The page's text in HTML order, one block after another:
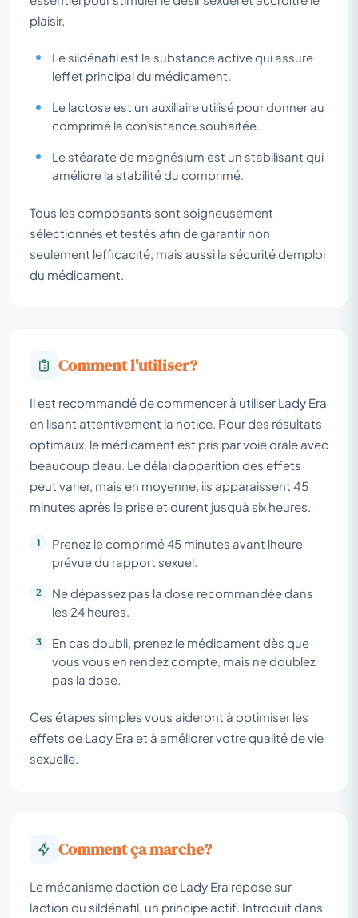
plaisir.
Le sildénafil est la substance active qui assure
leffet principal du médicament.
Le lactose est un auxiliaire utilisé pour donner au
comprimé la consistance souhaitée.
Le stéarate de magnésium est un stabilisant qui
améliore la stabilité du comprimé.
Tous les composants sont soigneusement
sélectionnés et testés afin de garantir non
seulement lefficacité, mais aussi la sécurité demploi
du médicament.
Comment l'utiliser?
Il est recommandé de commencer à utiliser Lady Era
en lisant attentivement la notice. Pour des résultats
optimaux, le médicament est pris par voie orale avec
beaucoup deau. Le délai dapparition des effets
peut varier, mais en moyenne, ils apparaissent 45
minutes après la prise et durent jusquà six heures.
Prenez le comprimé 45 minutes avant lheure
prévue du rapport sexuel.
Ne dépassez pas la dose recommandée dans
les 24 heures.
En cas doubli, prenez le médicament dès que
vous vous en rendez compte, mais ne doublez
pas la dose.
Ces étapes simples vous aideront à optimiser les
effets de Lady Era et à améliorer votre qualité de vie
sexuelle.
Comment ça marche?
Le mécanisme daction de Lady Era repose sur
laction du sildénafil, un principe actif. Introduit dans